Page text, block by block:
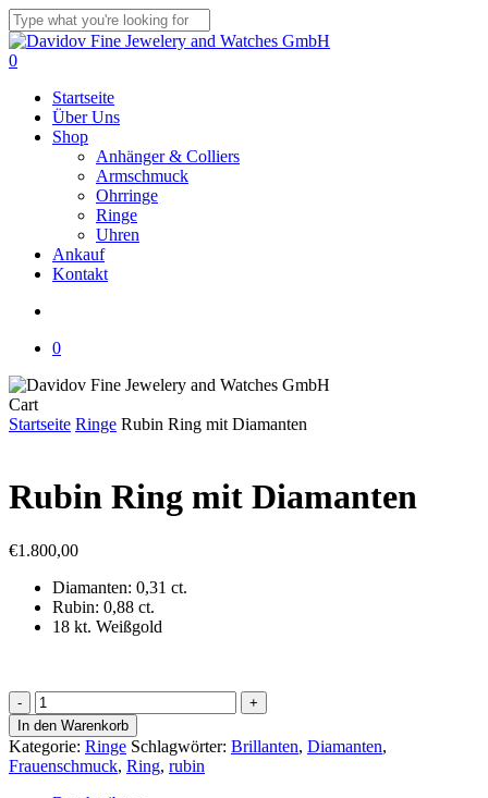
Skip
to
main
Close
Search
search
0
Startseite
Über Uns
Shop
Anhänger & Colliers
Armschmuck
Ohrringe
Ringe
Uhren
Ankauf
Kontakt
0
CartClose
Cart
Startseite Ringe Rubin Ring mit Diamanten
Rubin Ring mit Diamanten
€1.800,00
Diamanten: 0,31 ct.
Rubin: 0,88 ct.
18 kt. Weißgold
Rubin
Ring
mit
Diamanten
Menge
In den Warenkorb
Kategorie: Ringe Schlagwörter: Brillanten, Diamanten,
Frauenschmuck, Ring, rubin